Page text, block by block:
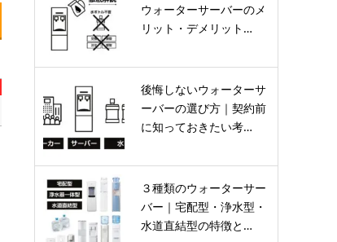
ウォーターサーバーのメ
リット・デメリット…
後悔しないウォーターサ
ーバーの選び方｜契約前
に知っておきたい考…
３種類のウォーターサー
バー｜宅配型・浄水型・
水道直結型の特徴と…